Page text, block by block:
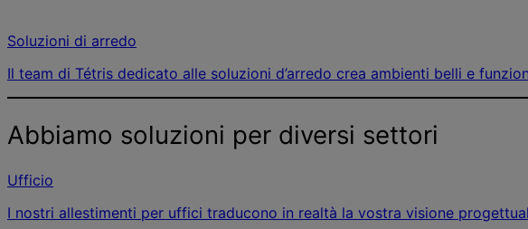
Soluzioni di arredo
Il team di Tétris dedicato alle soluzioni d’arredo crea ambienti belli e
Abbiamo soluzioni per diversi settori
Ufficio
I nostri allestimenti per uffici traducono in realtà la vostra visione